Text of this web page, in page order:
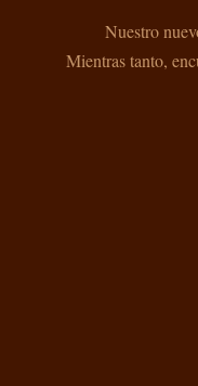
Nuestro
Mientras tanto,